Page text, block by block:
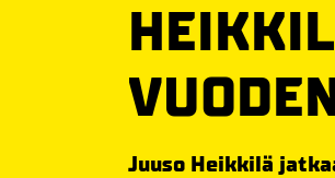
Juuso Heikkilä